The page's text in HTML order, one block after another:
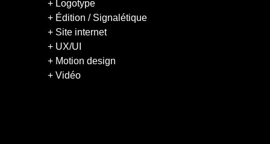
+ Logotype
+ Édition / Signalétique
+ Site internet
+ UX/UI
+ Motion design
+ Vidéo